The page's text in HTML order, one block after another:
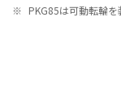
※ PKG85は可動転輪を